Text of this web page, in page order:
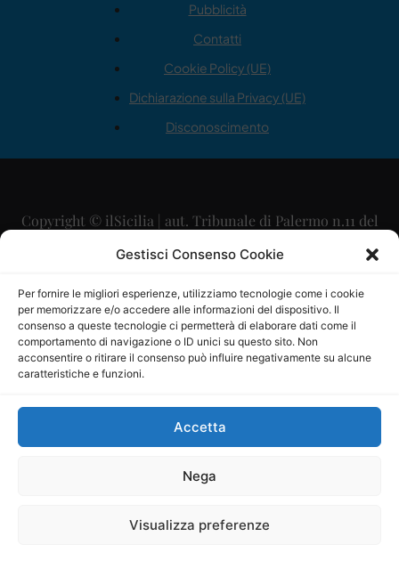
Gestisci Consenso Cookie
Per fornire le migliori esperienze, utilizziamo tecnologie come i cookie
per memorizzare e/o accedere alle informazioni del dispositivo. Il
consenso a queste tecnologie ci permetterà di elaborare dati come il
comportamento di navigazione o ID unici su questo sito. Non
acconsentire o ritirare il consenso può influire negativamente su alcune
caratteristiche e funzioni.
Accetta
Nega
Visualizza preferenze
Pubblicità
Contatti
Cookie Policy (UE)
Dichiarazione sulla Privacy (UE)
Disconoscimento
Copyright © ilSicilia | aut. Tribunale di Palermo n.11 del
29/09/2015
Direttore Editoriale: Maurizio Scaglione
Direttore Responsabile: Maria Calabrese
P.IVA: 06334930820
Mercurio Comunicazione Società Cooperativa a r.l. è
iscritta al Registro degli Operatori di Comunicazione al
Sito gestito daLa Digitale srl–info@ladigitale.it